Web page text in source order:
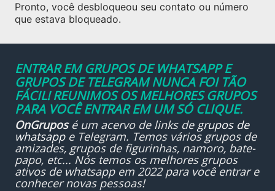
Pronto, você desbloqueou seu contato ou número
que estava bloqueado.
ENTRAR EM GRUPOS DE WHATSAPP E
GRUPOS DE TELEGRAM NUNCA FOI TÃO
FÁCIL! REUNIMOS OS MELHORES GRUPOS
PARA VOCÊ ENTRAR EM UM SÓ CLIQUE.
OnGruposé um acervo de links de grupos de
whatsappe Telegram. Temos vários grupos de
amizades, grupos de figurinhas, namoro, bate-
papo, etc... Nós temos os melhores grupos
ativos de whatsapp em 2022 para você entrar e
conhecer novas pessoas!